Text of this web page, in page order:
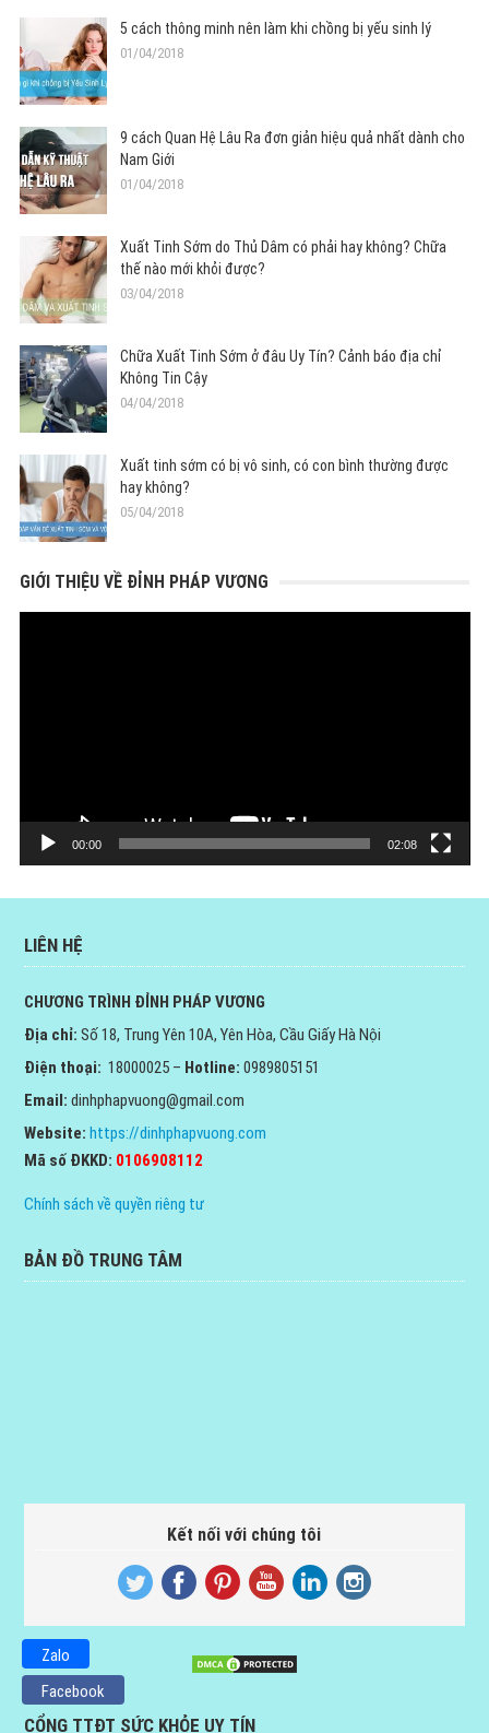
5 cách thông minh nên làm khi chồng bị yếu sinh lý
01/04/2018
9 cách Quan Hệ Lâu Ra đơn giản hiệu quả nhất dành cho
Nam Giới
01/04/2018
Xuất Tinh Sớm do Thủ Dâm có phải hay không? Chữa
thế nào mới khỏi được?
03/04/2018
Chữa Xuất Tinh Sớm ở đâu Uy Tín? Cảnh báo địa chỉ
Không Tin Cậy
04/04/2018
Xuất tinh sớm có bị vô sinh, có con bình thường được
hay không?
05/04/2018
GIỚI THIỆU VỀ ĐỈNH PHÁP VƯƠNG
00:00 02:08
LIÊN HỆ
CHƯƠNG TRÌNH ĐỈNH PHÁP VƯƠNG
Địa chỉ: Số 18, Trung Yên 10A, Yên Hòa, Cầu Giấy Hà Nội
Điện thoại: 18000025 – Hotline: 0989805151
Email: dinhphapvuong@gmail.com
Website: https://dinhphapvuong.com
Mã số ĐKKD: 0106908112
Chính sách về quyền riêng tư
BẢN ĐỒ TRUNG TÂM
Kết nối với chúng tôi
CỔNG TTĐT SỨC KHỎE UY TÍN
Zalo
Facebook